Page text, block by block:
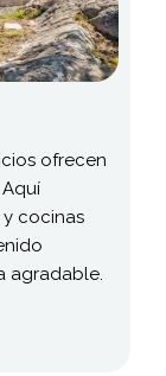
ofrecen
cocinas
agradable.